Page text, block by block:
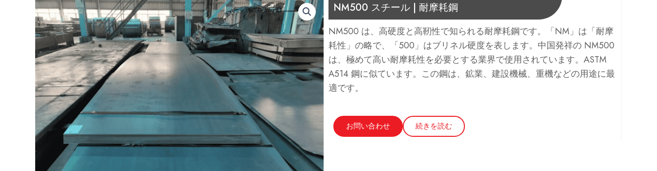
NM500 スチール | 耐摩耗鋼
NM500 は、高硬度と高靭性で知られる耐摩耗鋼です。「NM」は「耐摩
耗性」の略で、「500」はブリネル硬度を表します。中国発祥の NM500
は、極めて高い耐摩耗性を必要とする業界で使用されています。ASTM
A514 鋼に似ています。この鋼は、鉱業、建設機械、重機などの用途に最
適です。
お問い合わせ 続きを読む